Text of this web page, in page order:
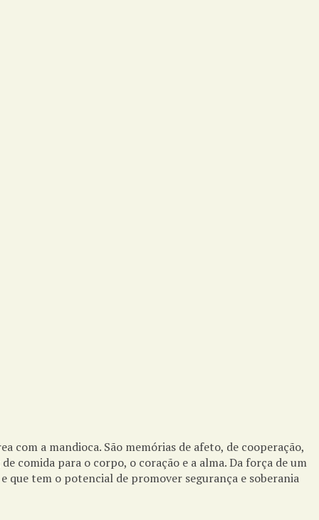
com a mandioca. São memórias de afeto, de cooperação,
comida para o corpo, o coração e a alma. Da força de um
que tem o potencial de promover segurança e soberania